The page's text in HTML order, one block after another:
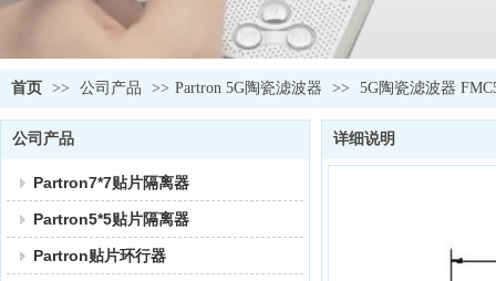
首页 >> 公司产品 >> Partron 5G陶瓷滤波器 >> 5G陶瓷滤波器
公司产品
Partron7*7贴片隔离器
Partron5*5贴片隔离器
Partron贴片环行器
详细说明